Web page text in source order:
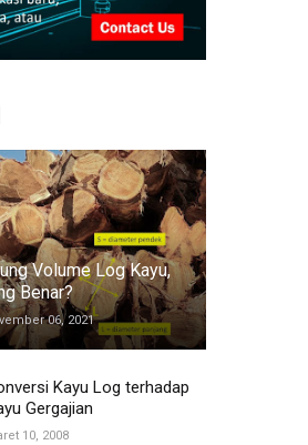
Volume Log Kayu,
Benar?
06, 2021
Kayu Log terhadap
Gergajian
10, 2008